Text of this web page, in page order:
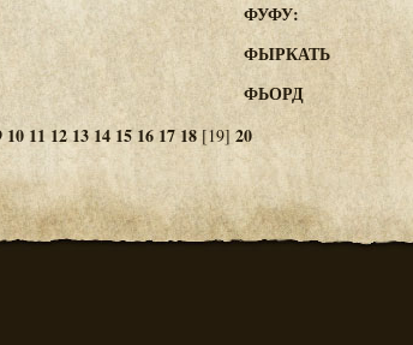
ФУФУ:
ФЫРКАТЬ
ФЬОРД
10 11 12 13 14 15 16 17 18 [19] 20